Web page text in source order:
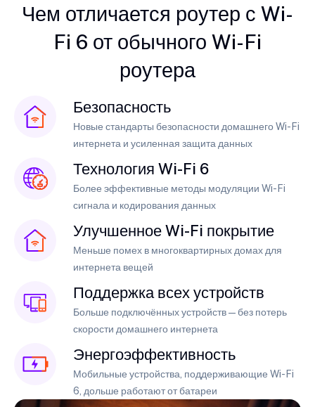
Чем отличается роутер с Wi-
Fi 6 от обычного Wi-Fi
роутера
Безопасность
Новые стандарты безопасности домашнего Wi-Fi
интернета и усиленная защита данных
Технология Wi-Fi 6
Более эффективные методы модуляции Wi-Fi
сигнала и кодирования данных
Улучшенное Wi-Fi покрытие
Меньше помех в многоквартирных домах для
интернета вещей
Поддержка всех устройств
Больше подключённых устройств — без потерь
скорости домашнего интернета
Энергоэффективность
Мобильные устройства, поддерживающие Wi-Fi
6, дольше работают от батареи